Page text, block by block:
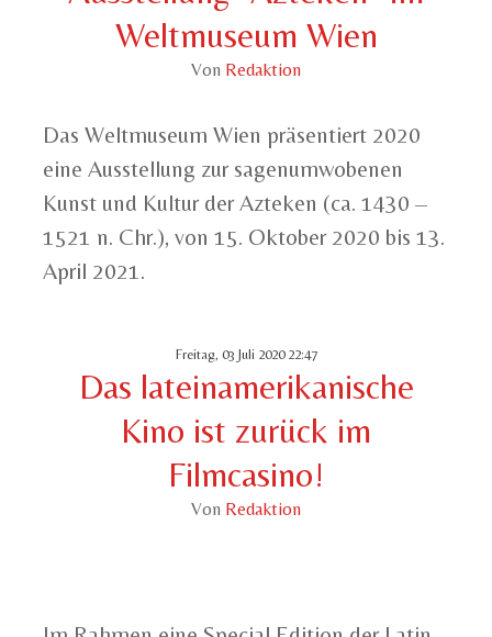
Weltmuseum Wien
Von Redaktion
Das Weltmuseum Wien präsentiert 2020
eine Ausstellung zur sagenumwobenen
Kunst und Kultur der Azteken (ca. 1430 –
1521 n. Chr.), von 15. Oktober 2020 bis 13.
April 2021.
Freitag, 03 Juli 2020 22:47
Das lateinamerikanische
Kino ist zurück im
Filmcasino!
Von Redaktion